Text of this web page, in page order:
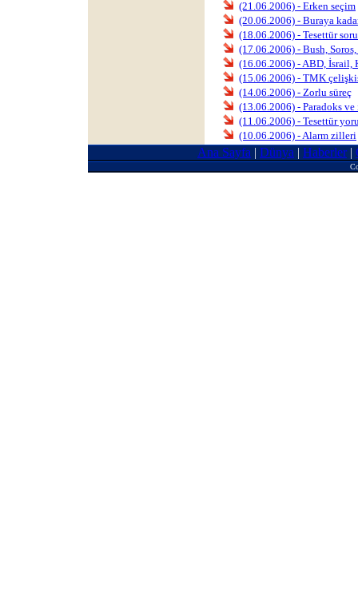
(21.06.2006) - Erken seçim
(20.06.2006) - Buraya
(18.06.2006) - Tesettür
(17.06.2006) - Bush,
(16.06.2006) - ABD, İsrail,
(15.06.2006) - TMK
(14.06.2006) - Zorlu süreç
(13.06.2006) - Paradoks
(11.06.2006) - Tesettür
(10.06.2006) - Alarm zilleri
Ana Sayfa | Dünya | Haberler|